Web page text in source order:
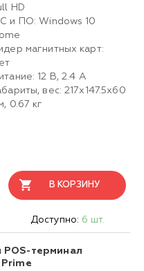
HD
и ПО: Windows 10
магнитных карт:
12 В, 2.4 А
вес: 217х147.5х60
0.67 кг
В КОРЗИНУ
Доступно: 6 шт.
POS-терминал